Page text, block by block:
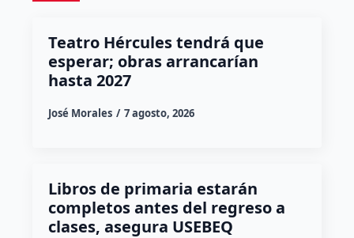
Teatro Hércules tendrá que
esperar; obras arrancarían
hasta 2027
José Morales 7 agosto, 2026
Libros de primaria estarán
completos antes del regreso a
clases, asegura USEBEQ